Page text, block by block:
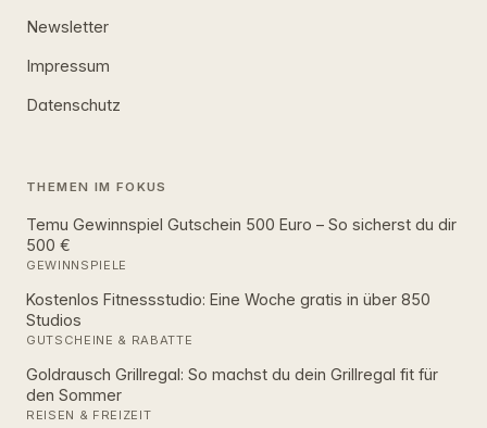
Newsletter
Impressum
Datenschutz
THEMEN IM FOKUS
Temu Gewinnspiel Gutschein 500 Euro – So sicherst du dir
500 €
GEWINNSPIELE
Kostenlos Fitnessstudio: Eine Woche gratis in über 850
Studios
GUTSCHEINE & RABATTE
Goldrausch Grillregal: So machst du dein Grillregal fit für
den Sommer
REISEN & FREIZEIT